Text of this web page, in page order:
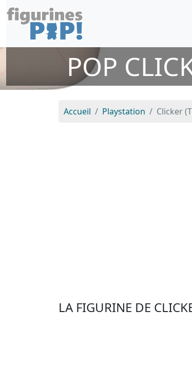
POP
Accueil Playstation Clicker
LA FIGURINE DE